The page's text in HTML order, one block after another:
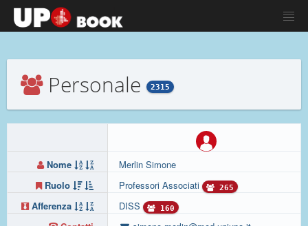
Personale 2315
Nome
Ruolo
Afferenza
Merlin Simone
Professori Associati
265
DISS 160